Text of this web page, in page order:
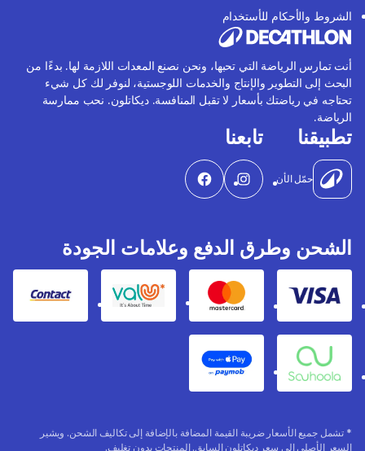
الشروط والأحكام للأستخدام
أنت تمارس الرياضة التي تحبها، ونحن نصنع المعدات اللازمة لها. بدءًا من
البحث إلى التطوير والإنتاج والخدمات اللوجستية، لنوفر لك كل شيء
تحتاجه في رياضتك بأسعار لا تقبل المنافسة. ديكاتلون. نحب ممارسة
الرياضة.
تطبيقنا
حمّل الأن
تابعنا
الشحن وطرق الدفع وعلامات الجودة
Visa
Mastercard
Valu
Contact
Souhoola
Apple Pay
* تشمل جميع الأسعار ضريبة القيمة المضافة بالإضافة إلى تكاليف الشحن. ويشير
السعر الأصلي إلى سعر ديكاتلون السابق. المنتجات بدون تغليف.